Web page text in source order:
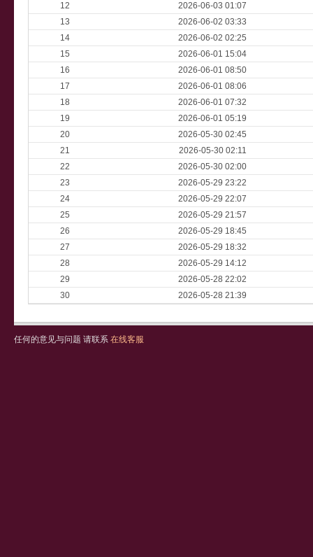
12
2026-06-03 01:07
13
2026-06-02 03:33
14
2026-06-02 02:25
15
2026-06-01 15:04
16
2026-06-01 08:50
17
2026-06-01 08:06
18
2026-06-01 07:32
19
2026-06-01 05:19
20
2026-05-30 02:45
21
2026-05-30 02:11
22
2026-05-30 02:00
23
2026-05-29 23:22
24
2026-05-29 22:07
25
2026-05-29 21:57
26
2026-05-29 18:45
27
2026-05-29 18:32
28
2026-05-29 14:12
29
2026-05-28 22:02
30
2026-05-28 21:39
任何的意见与问题 请联系 在线客服